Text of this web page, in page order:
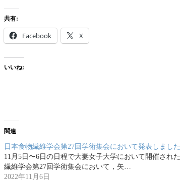
共有:
Facebook X
いいね:
関連
日本食物繊維学会第27回学術集会において発表しました
11月5日〜6日の日程で大妻女子大学において開催され
繊維学会第27回学術集会において，矢…
2022年11月6日